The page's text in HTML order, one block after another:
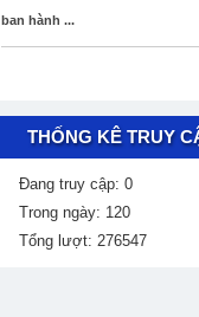
ban hành ...
THỐNG KÊ TRUY
Đang truy cập: 0
Trong ngày: 120
Tổng lượt: 276547